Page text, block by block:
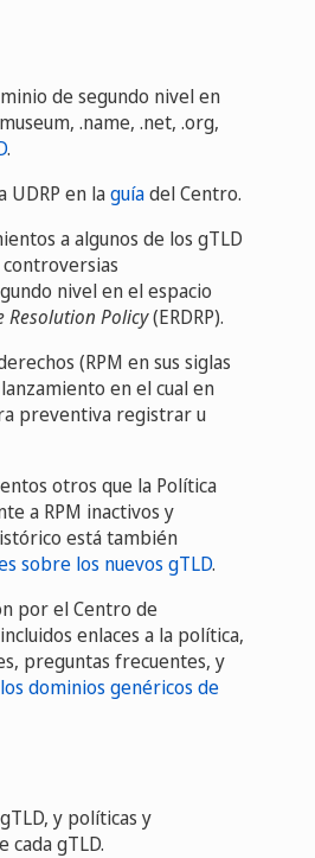
de segundo nivel en
.name, .net, .org,
.
UDRP en laguíadel Centro.
a algunos de los gTLD
nivel en el espacio
Resolution Policy(ERDRP).
(RPM en sus siglas
en el cual en
preventiva registrar u
otros que la Política
a RPM inactivos y
está también
sobre los nuevos gTLD.
por el Centro de
enlaces a la política,
preguntas frecuentes, y
dominios genéricos de
y políticas y
gTLD.